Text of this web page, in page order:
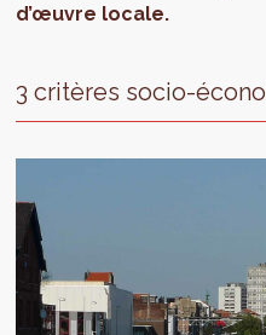
d’œuvre locale.